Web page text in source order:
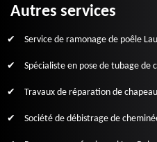
Autres services
Service de ramonage de poêle
Spécialiste en pose de tubage de
Travaux de réparation de
Société de débistrage de